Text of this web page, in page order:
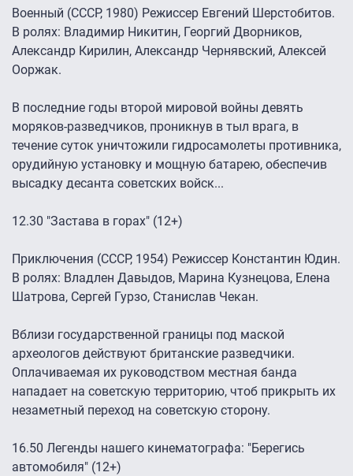
Военный (CCCР, 1980) Режиссер Евгений Шерстобитов.
В ролях: Владимир Никитин, Георгий Дворников,
Александр Кирилин, Александр Чернявский, Алексей
Ооржак.
В последние годы второй мировой войны девять
моряков-разведчиков, проникнув в тыл врага, в
течение суток уничтожили гидросамолеты противника,
орудийную установку и мощную батарею, обеспечив
высадку десанта советских войск...
12.30 "Застава в горах" (12+)
Приключения (СССР, 1954) Режиссер Константин Юдин.
В ролях: Владлен Давыдов, Марина Кузнецова, Елена
Шатрова, Сергей Гурзо, Станислав Чекан.
Вблизи государственной границы под маской
археологов действуют британские разведчики.
Оплачиваемая их руководством местная банда
нападает на советскую территорию, чтоб прикрыть их
незаметный переход на советскую сторону.
16.50 Легенды нашего кинематографа: "Берегись
автомобиля" (12+)